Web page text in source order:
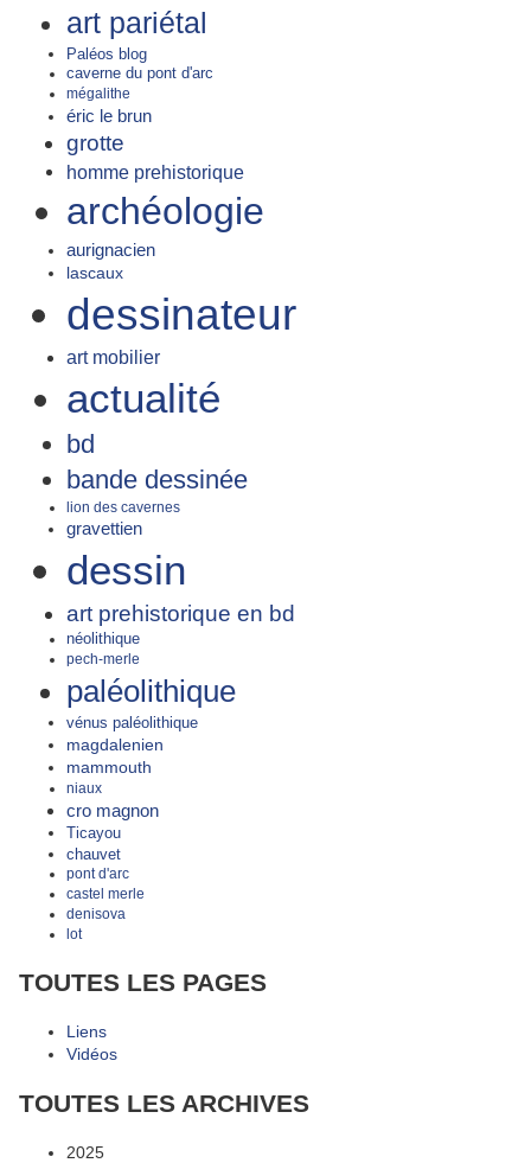
art pariétal
Paléos blog
caverne du pont d'arc
mégalithe
éric le brun
grotte
homme prehistorique
archéologie
aurignacien
lascaux
dessinateur
art mobilier
actualité
bd
bande dessinée
lion des cavernes
gravettien
dessin
art prehistorique en bd
néolithique
pech-merle
paléolithique
vénus paléolithique
magdalenien
mammouth
niaux
cro magnon
Ticayou
chauvet
pont d'arc
castel merle
denisova
lot
TOUTES LES PAGES
Liens
Vidéos
TOUTES LES ARCHIVES
2025